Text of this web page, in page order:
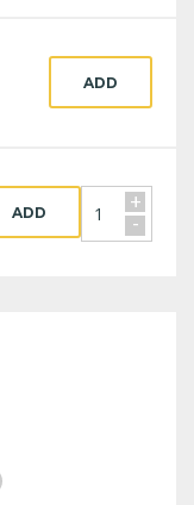
ADD
+
-
ADD